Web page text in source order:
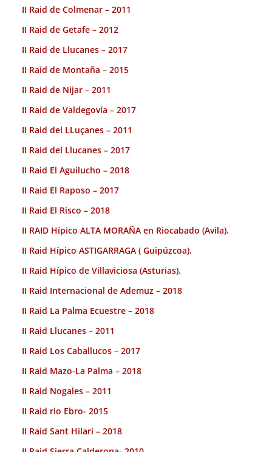
II Raid de Colmenar – 2011
II Raid de Getafe – 2012
II Raid de Llucanes – 2017
II Raid de Montaña – 2015
II Raid de Nijar – 2011
II Raid de Valdegovía – 2017
II Raid del LLuçanes – 2011
II Raid del Llucanes – 2017
II Raid El Aguilucho – 2018
II Raid El Raposo – 2017
II Raid El Risco – 2018
II RAID Hípico ALTA MORAÑA en Riocabado (Avila).
II Raid Hípico ASTIGARRAGA ( Guipúzcoa).
II Raid Hípico de Villaviciosa (Asturias).
II Raid Internacional de Ademuz – 2018
II Raid La Palma Ecuestre – 2018
II Raid Llucanes – 2011
II Raid Los Caballucos – 2017
II Raid Mazo-La Palma – 2018
II Raid Nogales – 2011
II Raid rio Ebro- 2015
II Raid Sant Hilari – 2018